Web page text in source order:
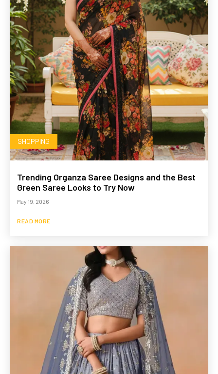
SHOPPING
Trending Organza Saree Designs and the Best
Green Saree Looks to Try Now
May 19, 2026
READ MORE